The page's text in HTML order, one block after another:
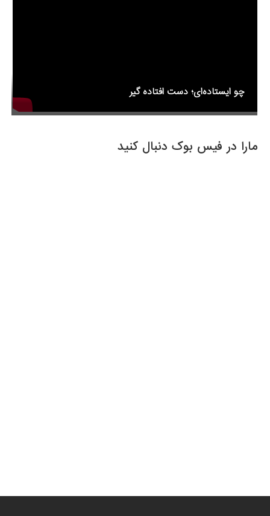
چو ایستاده‌ای؛ دست افتاده گیر
مارا در فیس بوک دنبال کنید